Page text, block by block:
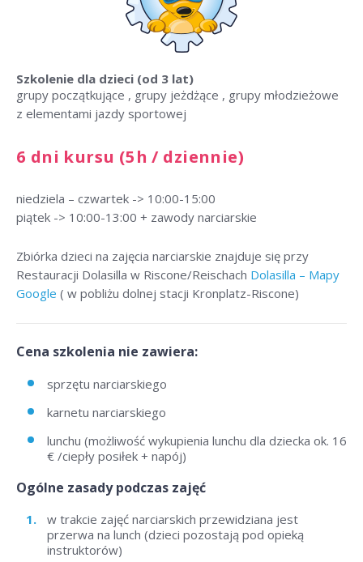
Szkolenie dla dzieci (od 3 lat)
grupy początkujące , grupy jeżdżące , grupy młodzieżowe
z elementami jazdy sportowej
6 dni kursu (5h / dziennie)
niedziela – czwartek -> 10:00-15:00
piątek -> 10:00-13:00 + zawody narciarskie
Zbiórka dzieci na zajęcia narciarskie znajduje się przy
Restauracji Dolasilla w Riscone/Reischach Dolasilla – Mapy
Google ( w pobliżu dolnej stacji Kronplatz-Riscone)
Cena szkolenia nie zawiera:
sprzętu narciarskiego
karnetu narciarskiego
lunchu (możliwość wykupienia lunchu dla dziecka ok. 16
€ /ciepły posiłek + napój)
Ogólne zasady podczas zajęć
w trakcie zajęć narciarskich przewidziana jest
przerwa na lunch (dzieci pozostają pod opieką
instruktorów)